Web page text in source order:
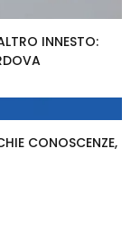
INNESTO:
CONOSCENZE,